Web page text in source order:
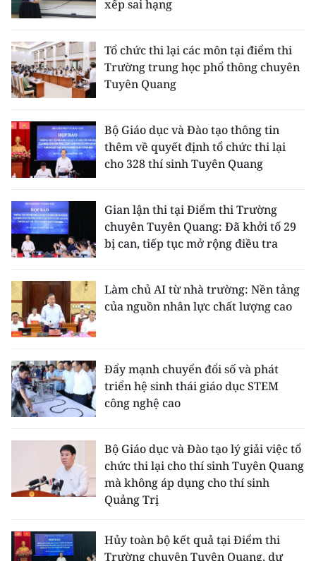
xếp sai hạng
Tổ chức thi lại các môn tại điểm thi
Trường trung học phổ thông chuyên
Tuyên Quang
Bộ Giáo dục và Đào tạo thông tin
thêm về quyết định tổ chức thi lại
cho 328 thí sinh Tuyên Quang
Gian lận thi tại Điểm thi Trường
chuyên Tuyên Quang: Đã khởi tố 29
bị can, tiếp tục mở rộng điều tra
Làm chủ AI từ nhà trường: Nền tảng
của nguồn nhân lực chất lượng cao
Đẩy mạnh chuyển đổi số và phát
triển hệ sinh thái giáo dục STEM
công nghệ cao
Bộ Giáo dục và Đào tạo lý giải việc tổ
chức thi lại cho thí sinh Tuyên Quang
mà không áp dụng cho thí sinh
Quảng Trị
Hủy toàn bộ kết quả tại Điểm thi
Trường chuyên Tuyên Quang, dự